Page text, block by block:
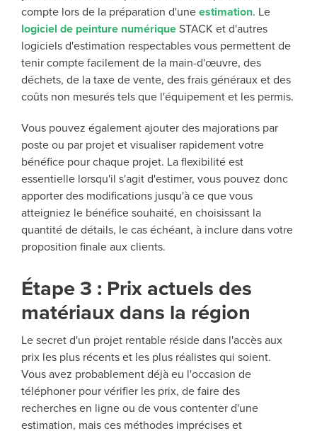
compte lors de la préparation d'une estimation. Le
logiciel de peinture numérique STACK et d'autres
logiciels d'estimation respectables vous permettent de
tenir compte facilement de la main-d'œuvre, des
déchets, de la taxe de vente, des frais généraux et des
coûts non mesurés tels que l'équipement et les permis.
Vous pouvez également ajouter des majorations par
poste ou par projet et visualiser rapidement votre
bénéfice pour chaque projet. La flexibilité est
essentielle lorsqu'il s'agit d'estimer, vous pouvez donc
apporter des modifications jusqu'à ce que vous
atteigniez le bénéfice souhaité, en choisissant la
quantité de détails, le cas échéant, à inclure dans votre
proposition finale aux clients.
Étape 3 : Prix actuels des
matériaux dans la région
Le secret d'un projet rentable réside dans l'accès aux
prix les plus récents et les plus réalistes qui soient.
Vous avez probablement déjà eu l'occasion de
téléphoner pour vérifier les prix, de faire des
recherches en ligne ou de vous contenter d'une
estimation, mais ces méthodes imprécises et